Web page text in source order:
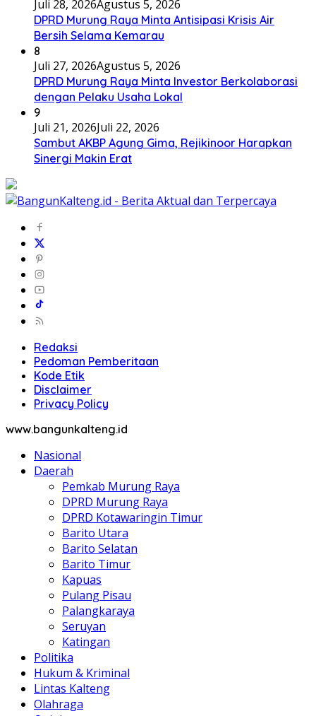
8
Juli 27, 2026Agustus 5, 2026
DPRD Murung Raya Minta Investor Berkolaborasi
dengan Pelaku Usaha Lokal
9
Juli 21, 2026Juli 22, 2026
Sambut AKBP Agung Gima, Rejikinoor Harapkan
Sinergi Makin Erat
Redaksi
Pedoman Pemberitaan
Disclaimer
Privacy Policy
www.bangunkalteng.id
Nasional
Daerah
DPRD Murung Raya
DPRD Kotawaringin Timur
Barito Utara
Barito Selatan
Barito Timur
Kapuas
Pulang Pisau
Palangkaraya
Seruyan
Katingan
Politika
Hukum & Kriminal
Lintas Kalteng
Olahraga
Opini
Seni & Budaya
Halaman